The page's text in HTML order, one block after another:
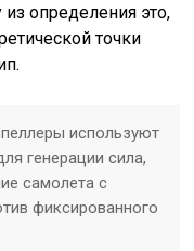
из определения это,
точки
используют
генерации сила,
самолета с
фиксированного